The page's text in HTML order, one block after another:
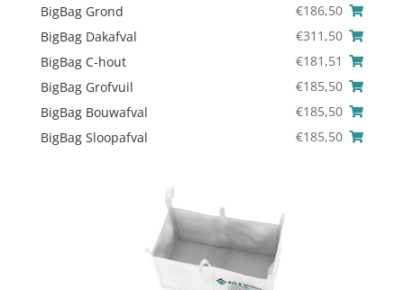
BigBag Grond
€186,50
BigBag Dakafval
€311,50
BigBag C-hout
€181,51
BigBag Grofvuil
€185,50
BigBag Bouwafval
€185,50
BigBag Sloopafval
€185,50